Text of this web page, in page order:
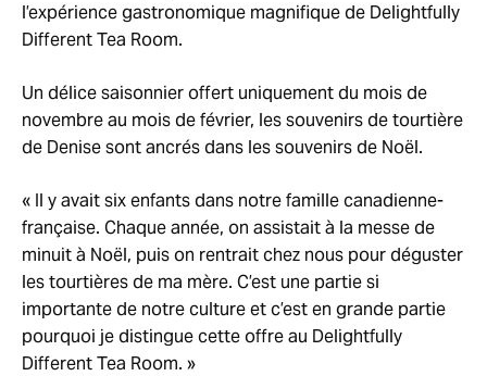
l’expérience gastronomique magnifique de Delightfully
Different Tea Room.
Un délice saisonnier offert uniquement du mois de
novembre au mois de février, les souvenirs de tourtière
de Denise sont ancrés dans les souvenirs de Noël.
« Il y avait six enfants dans notre famille canadienne-
française. Chaque année, on assistait à la messe de
minuit à Noël, puis on rentrait chez nous pour déguster
les tourtières de ma mère. C’est une partie si
importante de notre culture et c’est en grande partie
pourquoi je distingue cette offre au Delightfully
Different Tea Room. »